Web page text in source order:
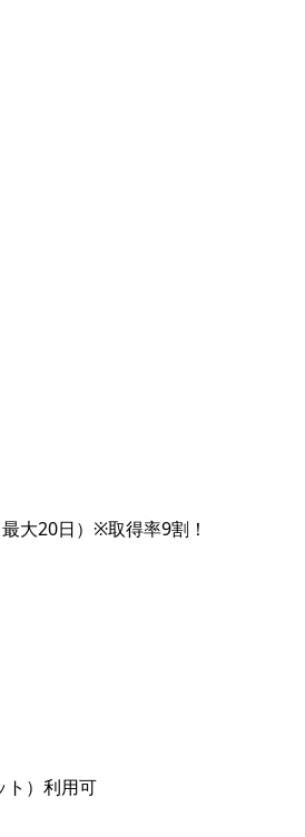
大20日）※取得率9割！
ト）利用可